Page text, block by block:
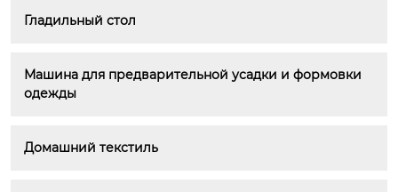
Гладильный стол
Машина для предварительной усадки и формовки
одежды
Домашний текстиль